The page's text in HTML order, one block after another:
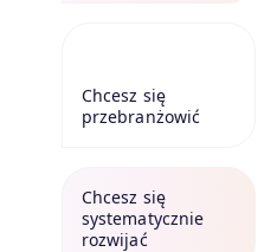
Chcesz się
przebranżowić
Chcesz się
systematycznie
rozwijać